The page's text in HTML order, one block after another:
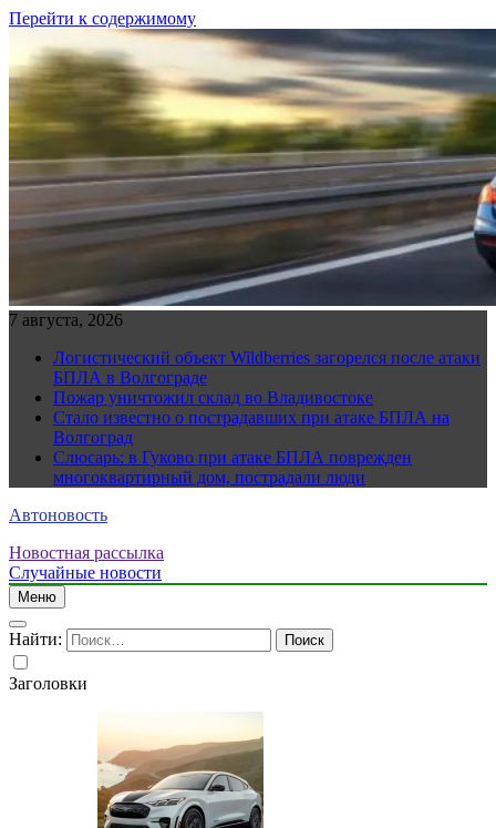
Перейти к содержимому
7 августа, 2026
Логистический объект Wildberries загорелся после атаки
БПЛА в Волгограде
Пожар уничтожил склад во Владивостоке
Стало известно о пострадавших при атаке БПЛА на
Волгоград
Слюсарь: в Гуково при атаке БПЛА поврежден
многоквартирный дом, пострадали люди
Автоновость
Новостная рассылка
Случайные новости
Меню
Найти:
Заголовки